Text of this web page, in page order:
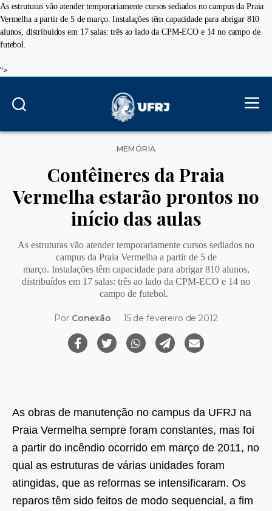
As estruturas vão atender temporariamente cursos sediados no campus da Praia
Vermelha a partir de 5 de março. Instalações têm capacidade para abrigar 810
alunos, distribuídos em 17 salas: três ao lado da CPM-ECO e 14 no campo de
futebol.
">
Categorias
MEMÓRIA
Contêineres da Praia
Vermelha estarão prontos no
início das aulas
As estruturas vão atender temporariamente cursos sediados no
campus da Praia Vermelha a partir de 5 de
março. Instalações têm capacidade para abrigar 810 alunos,
distribuídos em 17 salas: três ao lado da CPM-ECO e 14 no
campo de futebol.
Por Conexão 15 de fevereiro de 2012
As obras de manutenção no campus da UFRJ na
Praia Vermelha sempre foram constantes, mas foi
a partir do incêndio ocorrido em março de 2011, no
qual as estruturas de várias unidades foram
atingidas, que as reformas se intensificaram. Os
reparos têm sido feitos de modo sequencial, a fim